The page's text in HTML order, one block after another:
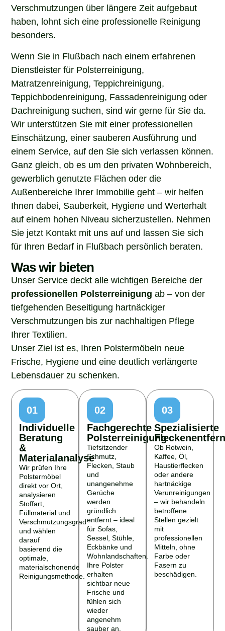
Verschmutzungen über längere Zeit aufgebaut
haben, lohnt sich eine professionelle Reinigung
besonders.
Wenn Sie in Flußbach nach einem erfahrenen
Dienstleister für Polsterreinigung,
Matratzenreinigung, Teppichreinigung,
Teppichbodenreinigung, Fassadenreinigung oder
Dachreinigung suchen, sind wir gerne für Sie da.
Wir unterstützen Sie mit einer professionellen
Einschätzung, einer sauberen Ausführung und
einem Service, auf den Sie sich verlassen können.
Ganz gleich, ob es um den privaten Wohnbereich,
gewerblich genutzte Flächen oder die
Außenbereiche Ihrer Immobilie geht – wir helfen
Ihnen dabei, Sauberkeit, Hygiene und Werterhalt
auf einem hohen Niveau sicherzustellen. Nehmen
Sie jetzt Kontakt mit uns auf und lassen Sie sich
für Ihren Bedarf in Flußbach persönlich beraten.
Was wir bieten
Unser Service deckt alle wichtigen Bereiche der
professionellen Polsterreinigung ab – von der
tiefgehenden Beseitigung hartnäckiger
Verschmutzungen bis zur nachhaltigen Pflege
Ihrer Textilien.
Unser Ziel ist es, Ihren Polstermöbeln neue
Frische, Hygiene und eine deutlich verlängerte
Lebensdauer zu schenken.
01
Individuelle
Beratung
&
Materialanalyse
Wir prüfen Ihre
Polstermöbel
direkt vor Ort,
analysieren
Stoffart,
Füllmaterial und
Verschmutzungsgrad
und wählen
darauf
basierend die
optimale,
materialschonende
Reinigungsmethode.
02
Fachgerechte
Polsterreinigung
Tiefsitzender
Schmutz,
Flecken, Staub
und
unangenehme
Gerüche
werden
gründlich
entfernt – ideal
für Sofas,
Sessel, Stühle,
Eckbänke und
Wohnlandschaften.
Ihre Polster
erhalten
sichtbar neue
Frische und
fühlen sich
wieder
angenehm
sauber an.
03
Spezialisierte
Ob Rotwein,
Kaffee, Öl,
Haustierflecken
oder andere
hartnäckige
Verunreinigungen
– wir behandeln
betroffene
Stellen gezielt
mit
professionellen
Mitteln, ohne
Farbe oder
Fasern zu
beschädigen.